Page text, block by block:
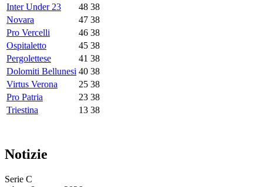
Inter Under 23
48 38
Novara
47 38
Pro Vercelli
46 38
Ospitaletto
45 38
Pergolettese
41 38
Dolomiti Bellunesi 40 38
Virtus Verona
25 38
Pro Patria
23 38
Triestina
13 38
Notizie
Serie C